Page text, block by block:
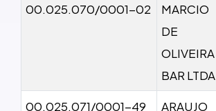
00.025.070/0001-02
MARCIO
DE
OLIVEIRA
BAR LTDA
00.025.071/0001-49 ARAUJO